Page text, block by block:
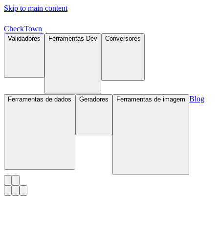
Skip to main content
CheckTown
Validadores Ferramentas Dev Conversores
Ferramentas de dados Geradores Ferramentas de imagem Blog